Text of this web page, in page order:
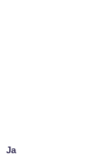
Ja